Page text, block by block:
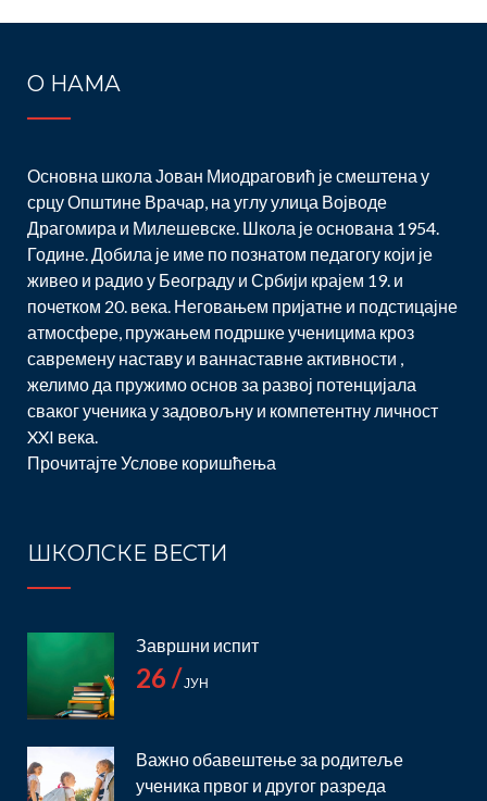
О НАМА
Основна школа Јован Миодраговић је смештена у
срцу Општине Врачар, на углу улица Војводе
Драгомира и Милешевске. Школа је основана 1954.
Године. Добила је име по познатом педагогу који је
живео и радио у Београду и Србији крајем 19. и
почетком 20. века. Неговањем пријатне и подстицајне
атмосфере, пружањем подршке ученицима кроз
савремену наставу и ваннаставне активности ,
желимо да пружимо основ за развој потенцијала
сваког ученика у задовољну и компетентну личност
XXI века.
ПрочитајтеУслове коришћења
ШКОЛСКЕ ВЕСТИ
Завршни испит
26 /ЈУН
Важно обавештење за родитеље
ученика првог и другог разреда